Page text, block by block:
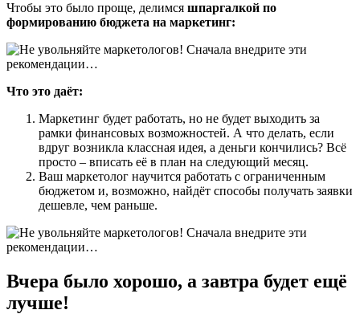
Чтобы это было проще, делимся шпаргалкой по
формированию бюджета на маркетинг:
Что это даёт:
Маркетинг будет работать, но не будет выходить за
рамки финансовых возможностей. А что делать, если
вдруг возникла классная идея, а деньги кончились? Всё
просто – вписать её в план на следующий месяц.
Ваш маркетолог научится работать с ограниченным
бюджетом и, возможно, найдёт способы получать заявки
дешевле, чем раньше.
Вчера было хорошо, а завтра будет ещё
лучше!